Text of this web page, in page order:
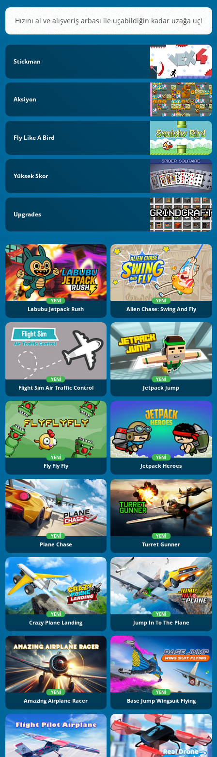
Hızını al ve alışveriş arbası ile uçabildiğin kadar uzağa uç!
Stickman
Aksiyon
Fly Like A Bird
Yüksek Skor
Upgrades
YENI
Labubu Jetpack Rush
YENI
Alien Chase: Swing And Fly
YENI
Flight Sim Air Traffic Control
YENI
Jetpack Jump
YENI
Fly Fly Fly
YENI
Jetpack Heroes
YENI
Plane Chase
YENI
Turret Gunner
YENI
Crazy Plane Landing
YENI
Jump In To The Plane
YENI
Amazing Airplane Racer
YENI
Base Jump Wingsuit Flying